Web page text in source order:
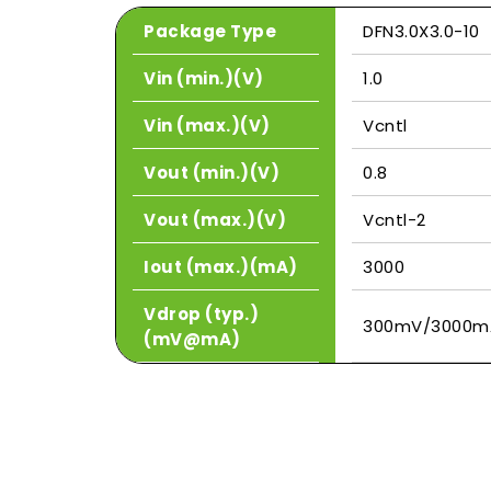
Package Type DFN3.0X3.0-10
Vin (min.)(V) 1.0
Vin (max.)(V) Vcntl
Vout (min.)(V) 0.8
Vout (max.)(V) Vcntl-2
Iout (max.)(mA) 3000
Vdrop (typ.)
(mV@mA)
300mV/